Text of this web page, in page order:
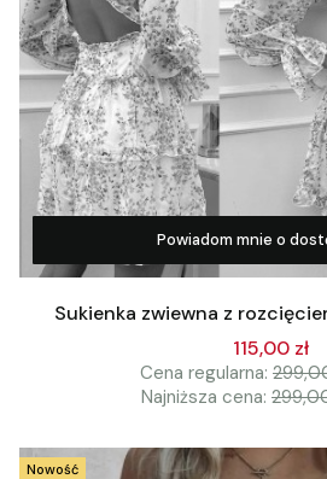
Zobacz
Powiadom mnie o
Sukienka zwiewna z
115,00 zł
Cena regularna:
Najniższa cena:
Nowość